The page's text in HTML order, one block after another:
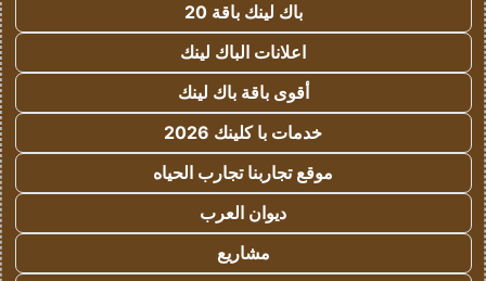
باك لينك باقة 20
اعلانات الباك لينك
أقوى باقة باك لينك
خدمات با كلينك 2026
موقع تجاربنا تجارب الحياه
ديوان العرب
مشاريع